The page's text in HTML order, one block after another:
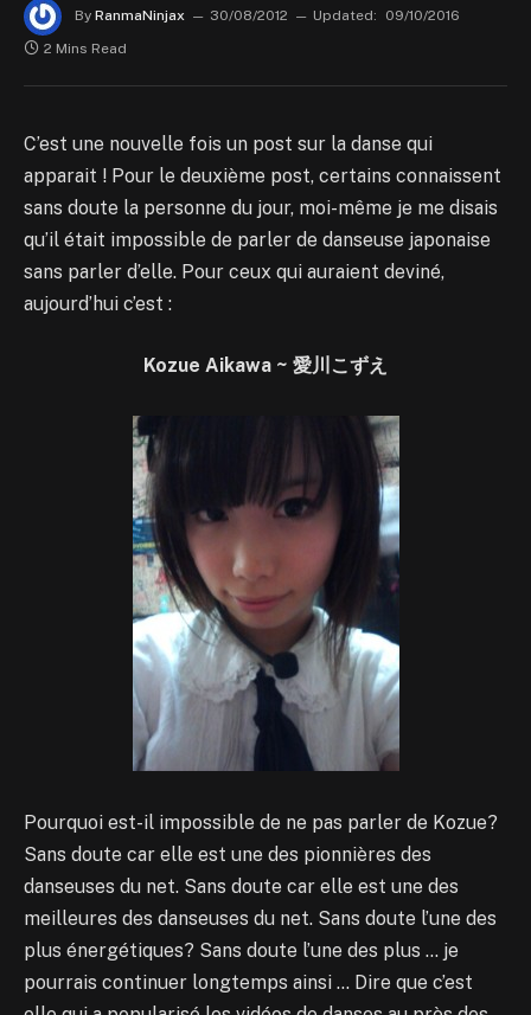
By RanmaNinjax 30/08/2012 Updated:
09/10/2016
2 Mins Read
C’est une nouvelle fois un post sur la danse qui
apparait ! Pour le deuxième post, certains connaissent
sans doute la personne du jour, moi-même je me disais
qu’il était impossible de parler de danseuse japonaise
sans parler d’elle. Pour ceux qui auraient deviné,
aujourd’hui c’est :
Kozue Aikawa ~ 愛川こずえ
Pourquoi est-il impossible de ne pas parler de Kozue?
Sans doute car elle est une des pionnières des
danseuses du net. Sans doute car elle est une des
meilleures des danseuses du net. Sans doute l’une des
plus énergétiques? Sans doute l’une des plus … je
pourrais continuer longtemps ainsi … Dire que c’est